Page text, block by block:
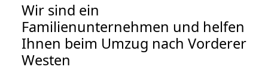
Wir sind ein
Familienunternehmen und helfen
Ihnen beim Umzug nach Vorderer
Westen